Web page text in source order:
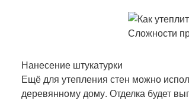
Нанесение штукатурки
Ещё для утепления стен можно
деревянному дому. Отделка будет